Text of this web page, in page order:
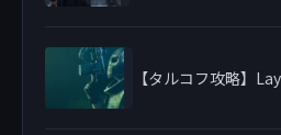
【タルコフ攻略】